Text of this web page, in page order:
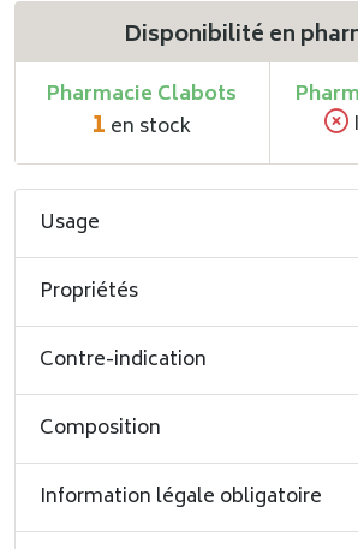
Disponibilité en
Pharmacie Clabots
1 en stock
Usage
Propriétés
Contre-indication
Composition
Information légale obligatoire